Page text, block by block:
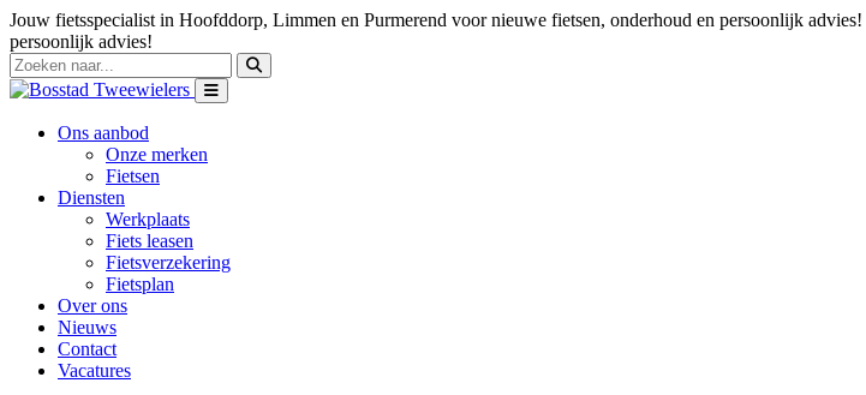
Jouw fietsspecialist in Hoofddorp, Limmen en Purmerend voor nieuwe fietsen, onderhoud en persoonlijk advies!
persoonlijk advies!
Ons aanbod
Onze merken
Fietsen
Diensten
Werkplaats
Fiets leasen
Fietsverzekering
Fietsplan
Over ons
Nieuws
Contact
Vacatures